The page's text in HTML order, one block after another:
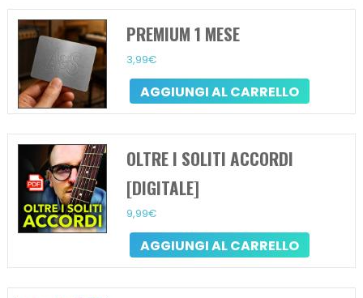
34,99€.29,99€.
PREMIUM 1 MESE
3,99€
AGGIUNGI AL CARRELLO
OLTRE I SOLITI ACCORDI
[DIGITALE]
9,99€
AGGIUNGI AL CARRELLO